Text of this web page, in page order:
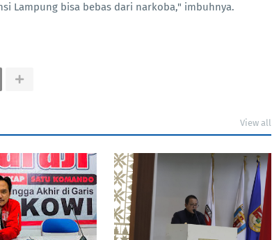
Lampung bisa bebas dari narkoba," imbuhnya.
View all